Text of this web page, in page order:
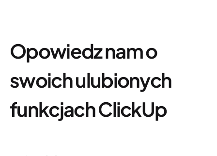
Opowiedz nam o
swoich ulubionych
funkcjach ClickUp